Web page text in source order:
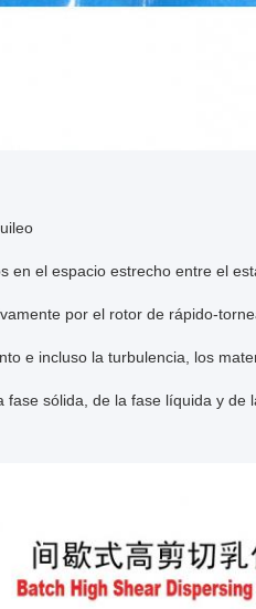
en el espacio estrecho entre el
por el rotor de rápido-
e incluso la turbulencia, los
sólida, de la fase líquida y de